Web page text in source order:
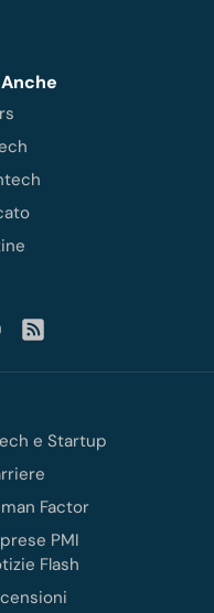
e Startup
Factor
PMI
Flash